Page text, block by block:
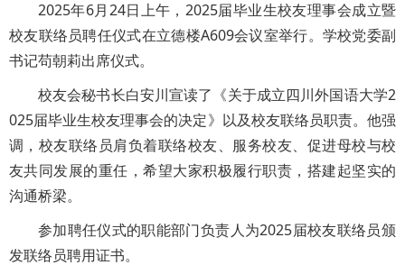
2025年6月24日上午，2025届毕业生校友理事会成立暨
校友联络员聘任仪式在立德楼A609会议室举行。学校党委副
书记苟朝莉出席仪式。
校友会秘书长白安川宣读了《关于成立四川外国语大学2
025届毕业生校友理事会的决定》以及校友联络员职责。他强
调，校友联络员肩负着联络校友、服务校友、促进母校与校
友共同发展的重任，希望大家积极履行职责，搭建起坚实的
沟通桥梁。
参加聘任仪式的职能部门负责人为2025届校友联络员颁
发联络员聘用证书。